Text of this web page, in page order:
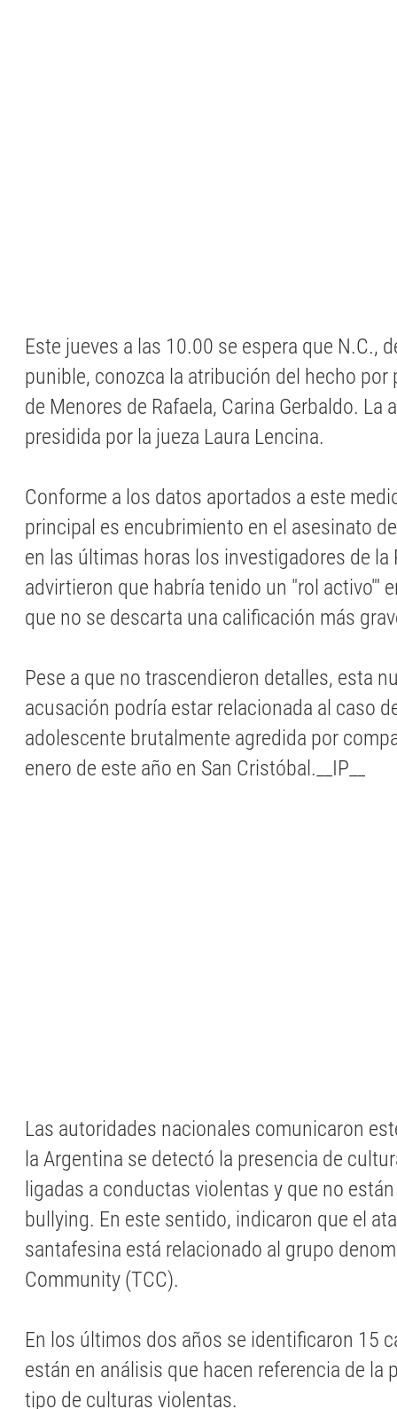
Este jueves a las 10.00 se espera que N.C.,
punible, conozca la atribución del hecho por
de Menores de Rafaela, Carina Gerbaldo. La
presidida por la jueza Laura Lencina.
Conforme a los datos aportados a este
principal es encubrimiento en el asesinato
en las últimas horas los investigadores de la
advirtieron que habría tenido un "rol activo"'
que no se descarta una calificación más
Pese a que no trascendieron detalles, esta
acusación podría estar relacionada al caso
adolescente brutalmente agredida por
enero de este año en San Cristóbal.__IP__
Las autoridades nacionales comunicaron
la Argentina se detectó la presencia de
ligadas a conductas violentas y que no
bullying. En este sentido, indicaron que el
santafesina está relacionado al grupo
Community (TCC).
En los últimos dos años se identificaron 15
están en análisis que hacen referencia de la
tipo de culturas violentas.